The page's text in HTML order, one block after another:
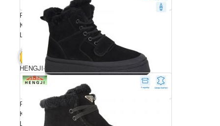
Розмірний ряд: 36-41
Комплектація ящика: 8
Ціна за пару: 1270 грн.
В КОШИК 10160 грн.
Розмірний ряд: 36-41
Комплектація ящика: 8
Ціна за пару: 1270 грн.
HENGJI-ELENA 68-1